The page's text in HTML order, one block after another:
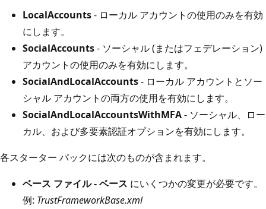
LocalAccounts- ローカル アカウントの使用のみを有効
にします。
SocialAccounts- ソーシャル (またはフェデレーション)
アカウントの使用のみを有効にします。
SocialAndLocalAccounts- ローカル アカウントとソー
シャル アカウントの両方の使用を有効にします。
SocialAndLocalAccountsWithMFA- ソーシャル、ロー
カル、および多要素認証オプションを有効にします。
各スターター パックには次のものが含まれます。
ベース ファイル - ベース にいくつかの変更が必要です。
例: TrustFrameworkBase.xml